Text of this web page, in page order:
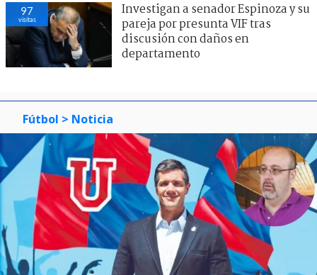
97
visitas
Investigan a senador Espinoza y su
pareja por presunta VIF tras
discusión con daños en
departamento
Fútbol > Noticia